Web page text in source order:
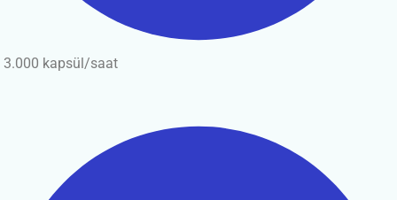
3.000 kapsül/saat